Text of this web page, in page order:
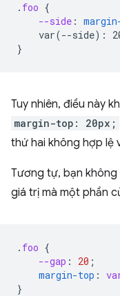
. foo {
--side :
var(--side):
}
Tuy nhiên, điều này
margin-top: 20px;
thứ hai không hợp lệ
Tương tự, bạn
giá trị mà một phần
. foo {
--gap : 20 ;
margin-top :
}